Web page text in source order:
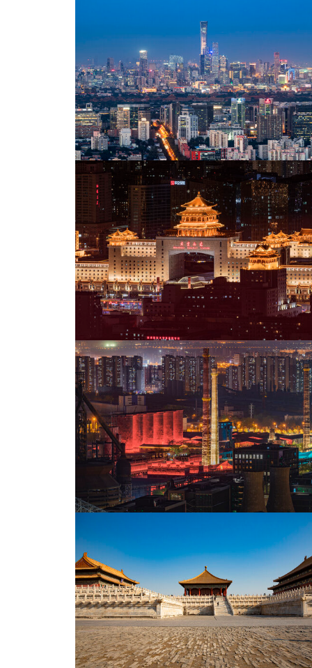
北京国贸CBD中央商务区夜景风光
北京中国尊